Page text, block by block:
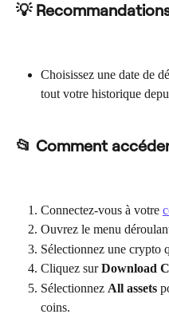
💡
Choisissez une date de
tout votre historique
📂 Comment
Connectez-vous à votre
Ouvrez le menu
Sélectionnez une crypto
Cliquez sur Download
Sélectionnez All assets
coins.